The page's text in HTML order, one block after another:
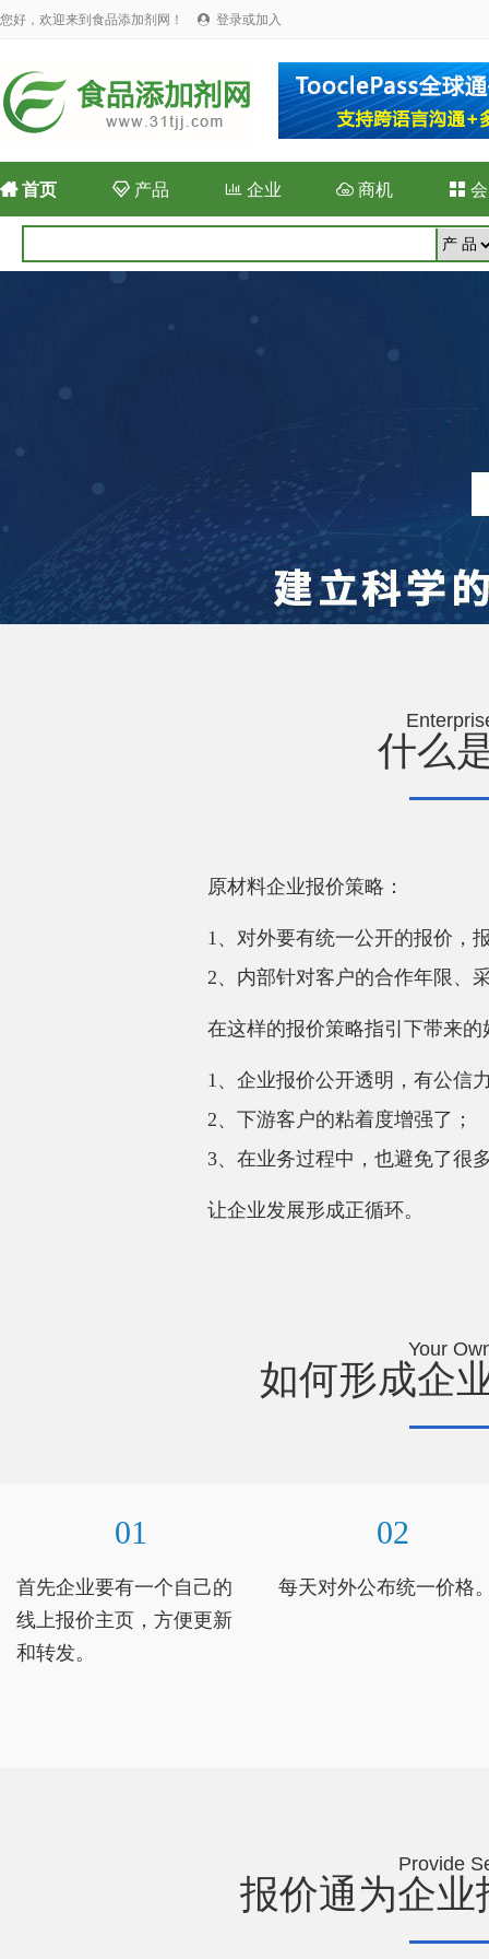
您好，欢迎来到食品添加剂网！  登录或加入
首页 产品 企业  商机 
什么
原材料企业报价策略：
1、对外要有统一公开的报价，
2、内部针对客户的合作年限、
在这样的报价策略指引下带来的
1、企业报价公开透明，有公信
2、下游客户的粘着度增强了；
3、在业务过程中，也避免了很
让企业发展形成正循环。
Your
如何形成企
01
首先企业要有一个自己的
线上报价主页，方便更新
和转发。
02
每天对外公布统一价格
Provide
报价通为企